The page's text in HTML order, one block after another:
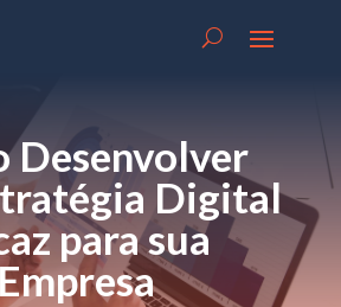
Desenvolver
Digital
para sua